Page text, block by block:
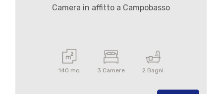
Camera in affitto a Campobasso
140 mq 3 Camere 2 Bagni